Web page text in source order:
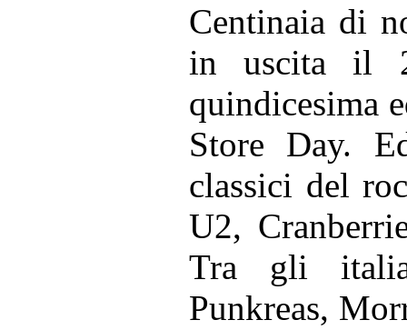
Centinaia di
in uscita il
quindicesima
Store Day.
classici del
U2,
Tra gli
Punkreas,